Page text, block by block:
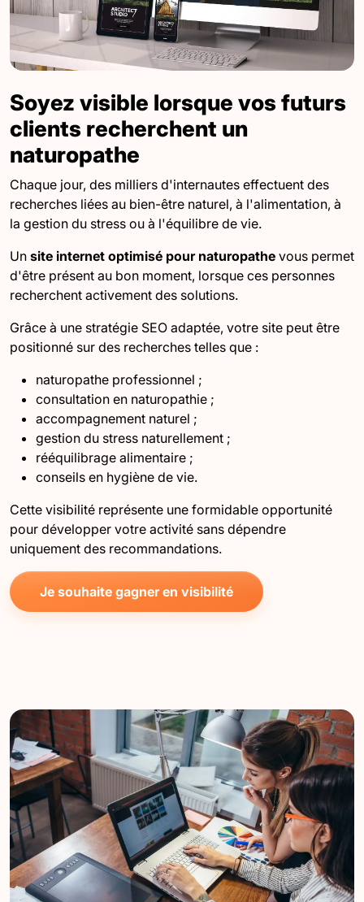
Soyez visible lorsque vos futurs
clients recherchent un
naturopathe
Chaque jour, des milliers d'internautes effectuent des
recherches liées au bien-être naturel, à l'alimentation, à
la gestion du stress ou à l'équilibre de vie.
Un site internet optimisé pour naturopathe vous permet
d'être présent au bon moment, lorsque ces personnes
recherchent activement des solutions.
Grâce à une stratégie SEO adaptée, votre site peut être
positionné sur des recherches telles que :
naturopathe professionnel ;
consultation en naturopathie ;
accompagnement naturel ;
gestion du stress naturellement ;
rééquilibrage alimentaire ;
conseils en hygiène de vie.
Cette visibilité représente une formidable opportunité
pour développer votre activité sans dépendre
uniquement des recommandations.
Je souhaite gagner en visibilité